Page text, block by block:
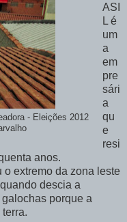
- Eleições 2012
ASI
L é
um
a
em
pre
sári
a
qu
e
resi
anos.
o extremo da zona leste
descia a
porque a